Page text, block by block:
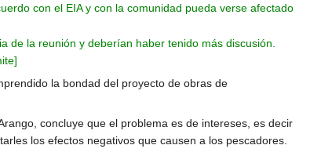
con el EIA y con la comunidad pueda verse afectado
de la reunión y deberían haber tenido más discusión.
la bondad del proyecto de obras de
concluye que el problema es de intereses, es decir
los efectos negativos que causen a los pescadores.